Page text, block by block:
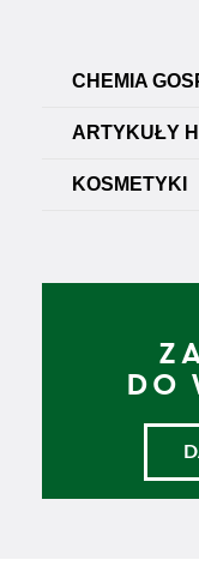
CHEMIA
ARTYKUŁY
KOSMETYKI
DO